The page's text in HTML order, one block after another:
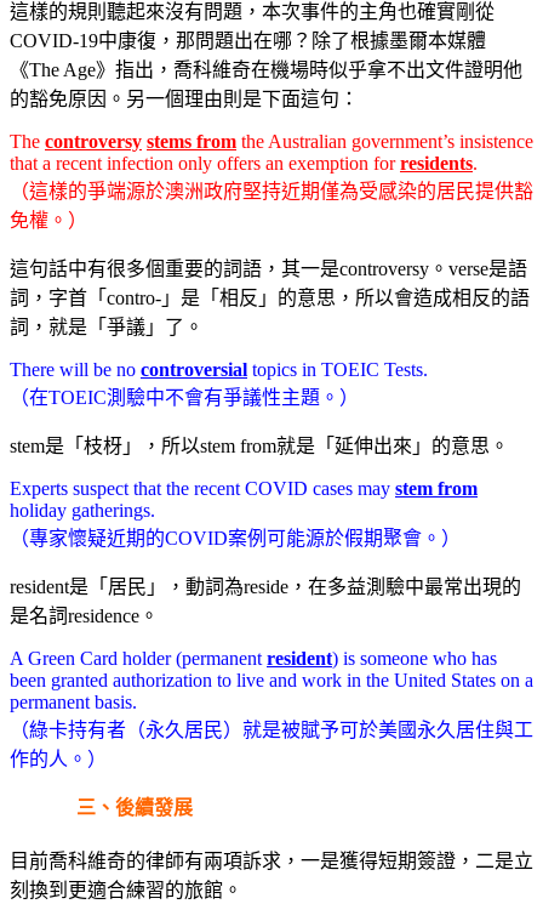
這樣的規則聽起來沒有問題，本次事件的主角也確實剛從
COVID-19中康復，那問題出在哪？除了根據墨爾本媒體
《The Age》指出，喬科維奇在機場時似乎拿不出文件證明他
的豁免原因。另一個理由則是下面這句：
The controversy stems from the Australian government’s insistence
that a recent infection only offers an exemption forresidents.
（這樣的爭端源於澳洲政府堅持近期僅為受感染的居民提供豁
免權。）
這句話中有很多個重要的詞語，其一是controversy。verse是語
詞，字首「contro-」是「相反」的意思，所以會造成相反的語
詞，就是「爭議」了。
There will be no controversial topics in TOEIC Tests.
（在TOEIC測驗中不會有爭議性主題。）
stem是「枝枒」，所以stem from就是「延伸出來」的意思。
Experts suspect that the recent COVID cases may stem from
holiday gatherings.
（專家懷疑近期的COVID案例可能源於假期聚會。）
resident是「居民」，動詞為reside，在多益測驗中最常出現的
是名詞residence。
A Green Card holder (permanentresident) is someone who has
been granted authorization to live and work in the United States on a
permanent basis.
（綠卡持有者（永久居民）就是被賦予可於美國永久居住與工
作的人。）
三、後續發展
目前喬科維奇的律師有兩項訴求，一是獲得短期簽證，二是立
刻換到更適合練習的旅館。